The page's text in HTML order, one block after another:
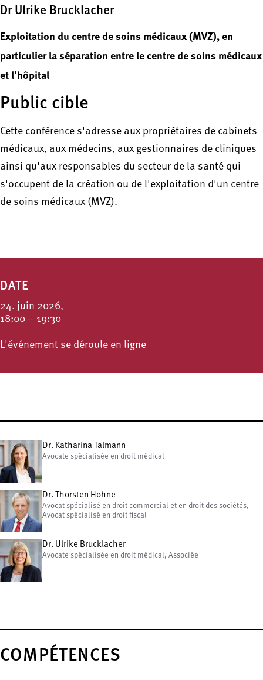
Dr Ulrike Brucklacher
Exploitation du centre de soins médicaux (MVZ), en
particulier la séparation entre le centre de soins médicaux
et l'hôpital
Public cible
Cette conférence s'adresse aux propriétaires de cabinets
médicaux, aux médecins, aux gestionnaires de cliniques
ainsi qu'aux responsables du secteur de la santé qui
s'occupent de la création ou de l'exploitation d'un centre
de soins médicaux (MVZ).
DATE
24. juin 2026,
18:00 – 19:30
L'événement se déroule en ligne
Dr. Katharina Talmann
Avocate spécialisée en droit médical
Dr. Thorsten Höhne
Avocat spécialisé en droit commercial et en droit des sociétés,
Avocat spécialisé en droit fiscal
Dr. Ulrike Brucklacher
Avocate spécialisée en droit médical, Associée
COMPÉTENCES